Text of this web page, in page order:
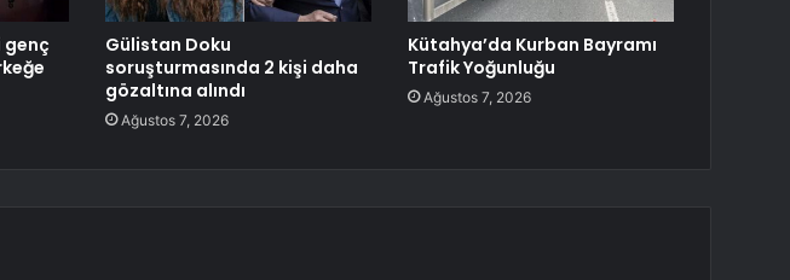
genç
Gülistan Doku
soruşturmasında 2 kişi daha
gözaltına alındı
Ağustos 7, 2026
Kütahya’da Kurban Bayramı
Trafik Yoğunluğu
Ağustos 7, 2026